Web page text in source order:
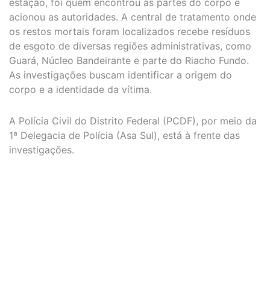
estação, foi quem encontrou as partes do corpo e
acionou as autoridades. A central de tratamento onde
os restos mortais foram localizados recebe resíduos
de esgoto de diversas regiões administrativas, como
Guará, Núcleo Bandeirante e parte do Riacho Fundo.
As investigações buscam identificar a origem do
corpo e a identidade da vítima.
A Polícia Civil do Distrito Federal (PCDF), por meio da
1ª Delegacia de Polícia (Asa Sul), está à frente das
investigações.